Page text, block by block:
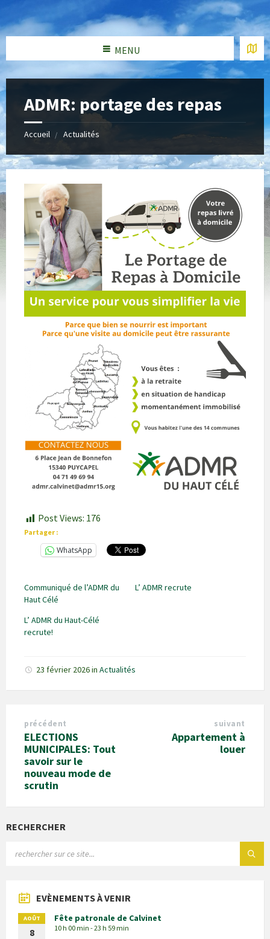
MENU
ADMR: portage des repas
Accueil Actualités
Post Views: 176
Partager :
WhatsApp
Communiqué de l’ADMR du
Haut Célé
L’ ADMR recrute
L’ ADMR du Haut-Célé
recrute!
23 février 2026in Actualités
précédent
ELECTIONS
MUNICIPALES: Tout
savoir sur le
nouveau mode de
scrutin
suivant
Appartement à
louer
RECHERCHER
EVÈNEMENTS À VENIR
AOÛT
8
Fête patronale de Calvinet
10 h 00 min - 23 h 59 min